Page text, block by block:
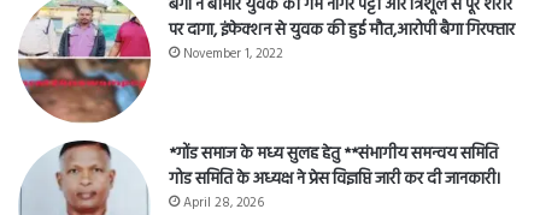
पर दागा, इंफेक्शन से युवक की हुई मौत,आरोपी बैगा गिरफ्तार
November 1, 2022
*गोंड समाज के मध्य सुलह हेतु **संभागीय समन्वय समिति
गोड समिति के अध्यक्ष ने प्रेस विज्ञप्ति जारी कर दी जानकारी।
April 28, 2026